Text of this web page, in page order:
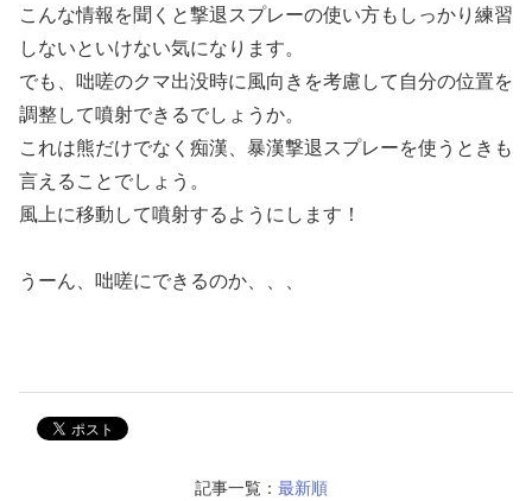
こんな情報を聞くと撃退スプレーの使い方もしっかり練習
しないといけない気になります。
でも、咄嗟のクマ出没時に風向きを考慮して自分の位置を
調整して噴射できるでしょうか。
これは熊だけでなく痴漢、暴漢撃退スプレーを使うときも
言えることでしょう。
風上に移動して噴射するようにします！
うーん、咄嗟にできるのか、、、
記事一覧： 最新順